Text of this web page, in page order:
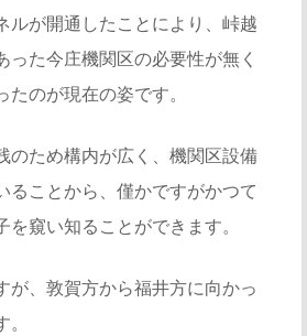
ルが開通したことにより、峠越
った今庄機関区の必要性が無く
のが現在の姿です。
のため構内が広く、機関区設備
ることから、僅かですがかつて
窺い知ることができます。
が、敦賀方から福井方に向かっ